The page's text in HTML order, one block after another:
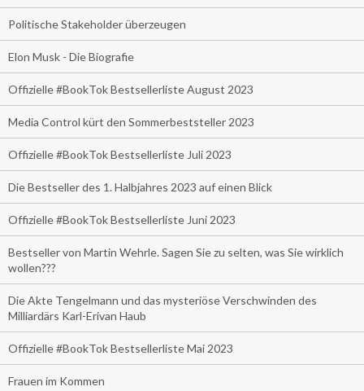
Politische Stakeholder überzeugen
Elon Musk - Die Biografie
Offizielle #BookTok Bestsellerliste August 2023
Media Control kürt den Sommerbeststeller 2023
Offizielle #BookTok Bestsellerliste Juli 2023
Die Bestseller des 1. Halbjahres 2023 auf einen Blick
Offizielle #BookTok Bestsellerliste Juni 2023
Bestseller von Martin Wehrle. Sagen Sie zu selten, was Sie wirklich
wollen???
Die Akte Tengelmann und das mysteriöse Verschwinden des
Milliardärs Karl-Erivan Haub
Offizielle #BookTok Bestsellerliste Mai 2023
Frauen im Kommen